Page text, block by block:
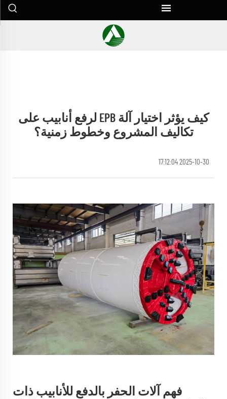
كيف يؤثر اختيار آلة EPB لرفع أنابيب على
تكاليف المشروع وخطوط زمنية؟
2025-10-30 17:12:04
فهم آلات الحفر بالدفع للأنابيب ذات